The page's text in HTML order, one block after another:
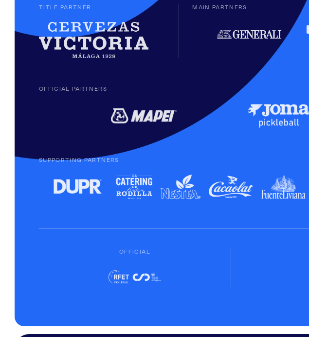
TITLE PARTNER MAIN PARTNERS
OFFICIAL PARTNERS
SUPPORTING PARTNERS
OFFICIAL